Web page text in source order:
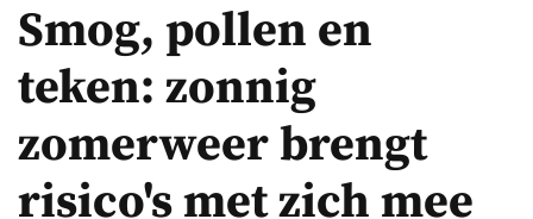
Smog, pollen en
teken: zonnig
zomerweer brengt
risico's met zich mee